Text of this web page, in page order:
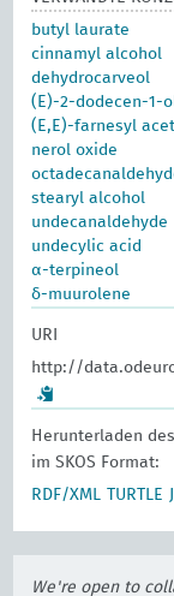
butyl laurate
cinnamyl alcohol
dehydrocarveol
(E)-2-dodecen-1-
(E,E)-farnesyl
nerol oxide
stearyl alcohol
undecanaldehyde
undecylic acid
α-terpineol
δ-muurolene
URI
http://
Herunterladen
im SKOS Format:
RDF/XML
TURTLE
We're open to